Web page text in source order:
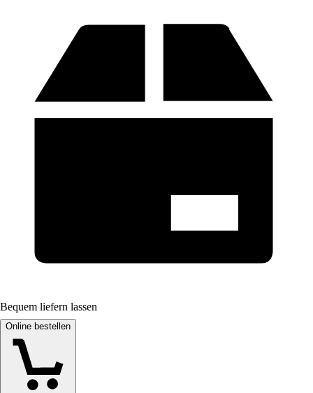
Bequem liefern lassen
Online bestellen